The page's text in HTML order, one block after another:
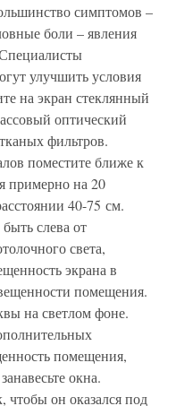
симптомов –
боли – явления
улучшить условия
на экран стеклянный
оптический
фильтров.
поместите ближе к
примерно на 20
40-75 см.
слева от
света,
экрана в
помещения.
на светлом фоне.
помещения,
окна.
чтобы он оказался под